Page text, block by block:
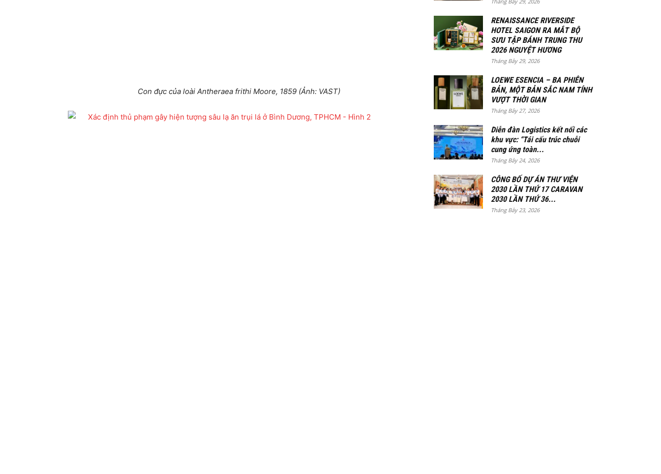
Con đực của loài Antheraea frithi Moore, 1859 (Ảnh: VAST)
RENAISSANCE RIVERSIDE
HOTEL SAIGON RA MẮT BỘ
SƯU TẬP BÁNH TRUNG THU
2026 NGUYỆT HƯƠNG
Tháng Bảy 29, 2026
LOEWE ESENCIA – BA PHIÊN
BẢN, MỘT BẢN SẮC NAM TÍNH
VƯỢT THỜI GIAN
Tháng Bảy 27, 2026
Diễn đàn Logistics kết nối các
khu vực: “Tái cấu trúc chuỗi
cung ứng toàn...
Tháng Bảy 24, 2026
CÔNG BỐ DỰ ÁN THƯ VIỆN
2030 LẦN THỨ 17 CARAVAN
2030 LẦN THỨ 36...
Tháng Bảy 23, 2026